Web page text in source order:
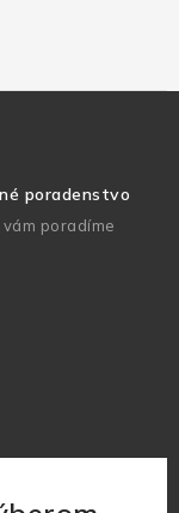
poradenstvo
vám poradíme